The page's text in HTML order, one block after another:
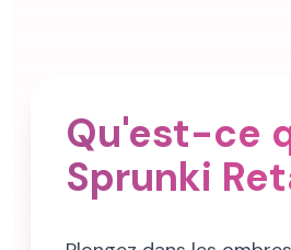
Qu'est-ce
Sprunki